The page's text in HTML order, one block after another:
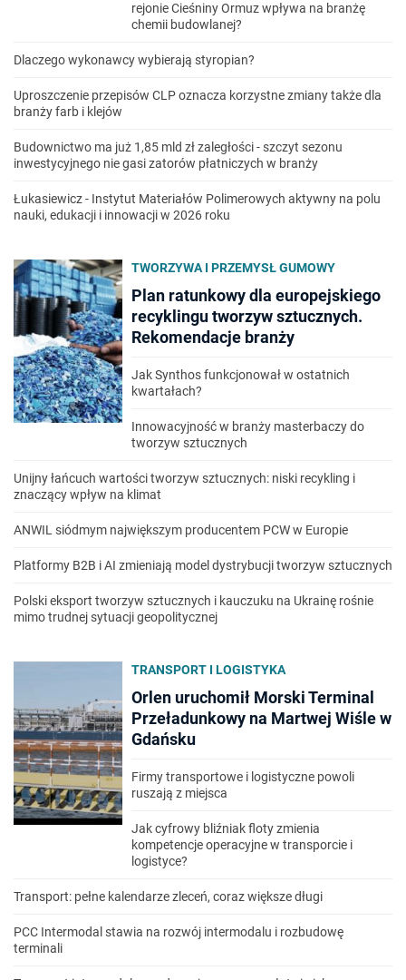
rejonie Cieśniny Ormuz wpływa na branżę
chemii budowlanej?
Dlaczego wykonawcy wybierają styropian?
Uproszczenie przepisów CLP oznacza korzystne zmiany także dla
branży farb i klejów
Budownictwo ma już 1,85 mld zł zaległości - szczyt sezonu
inwestycyjnego nie gasi zatorów płatniczych w branży
Łukasiewicz - Instytut Materiałów Polimerowych aktywny na polu
nauki, edukacji i innowacji w 2026 roku
TWORZYWA I PRZEMYSŁ GUMOWY
Plan ratunkowy dla europejskiego
recyklingu tworzyw sztucznych.
Rekomendacje branży
Jak Synthos funkcjonował w ostatnich
kwartałach?
Innowacyjność w branży masterbaczy do
tworzyw sztucznych
Unijny łańcuch wartości tworzyw sztucznych: niski recykling i
znaczący wpływ na klimat
ANWIL siódmym największym producentem PCW w Europie
Platformy B2B i AI zmieniają model dystrybucji tworzyw sztucznych
Polski eksport tworzyw sztucznych i kauczuku na Ukrainę rośnie
mimo trudnej sytuacji geopolitycznej
TRANSPORT I LOGISTYKA
Orlen uruchomił Morski Terminal
Przeładunkowy na Martwej Wiśle w
Gdańsku
Firmy transportowe i logistyczne powoli
ruszają z miejsca
Jak cyfrowy bliźniak floty zmienia
kompetencje operacyjne w transporcie i
logistyce?
Transport: pełne kalendarze zleceń, coraz większe długi
PCC Intermodal stawia na rozwój intermodalu i rozbudowę
terminali